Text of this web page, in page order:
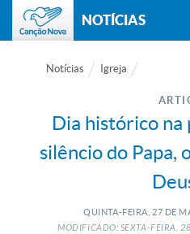
NOTÍCIAS
Notícias Igreja
Dia histórico na
silêncio do Papa,
QUINTA-FEIRA, 27 DE
MODIFICADO: SEXTA-FEIRA, 28